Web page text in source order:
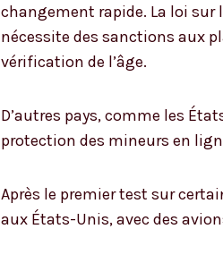
changement rapide. La loi sur
nécessite des sanctions aux
vérification de l’âge.
D’autres pays, comme les
protection des mineurs en
Après le premier test sur
aux États-Unis, avec des